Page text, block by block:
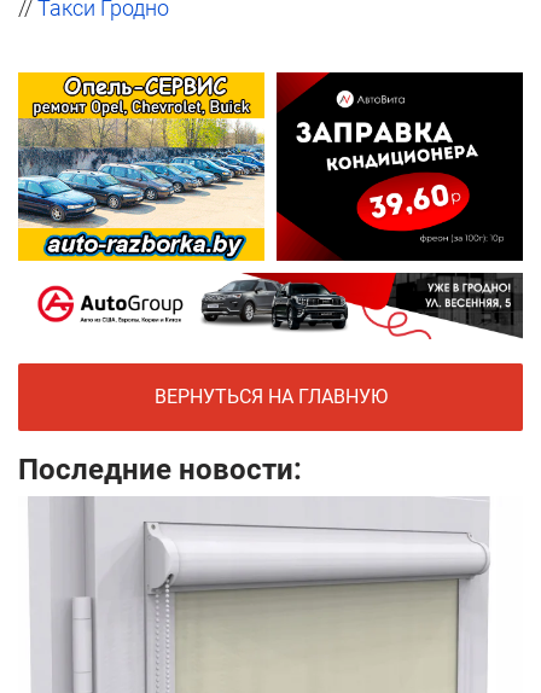
//Такси Гродно
ВЕРНУТЬСЯ НА ГЛАВНУЮ
Последние новости: